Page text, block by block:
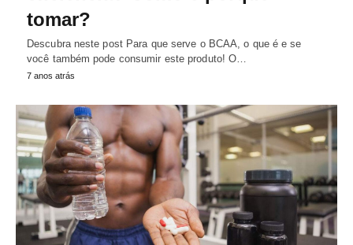
tomar?
Descubra neste post Para que serve o BCAA, o que é e se
você também pode consumir este produto! O…
7 anos atrás